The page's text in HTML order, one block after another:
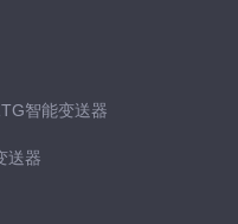
智能变送器
送器